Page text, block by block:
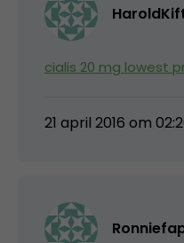
cialis 20 mg lowest
21 april 2016 om